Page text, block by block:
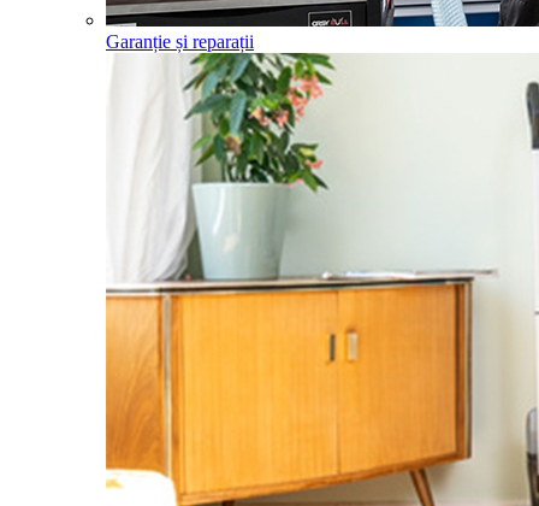
Garanție și reparații